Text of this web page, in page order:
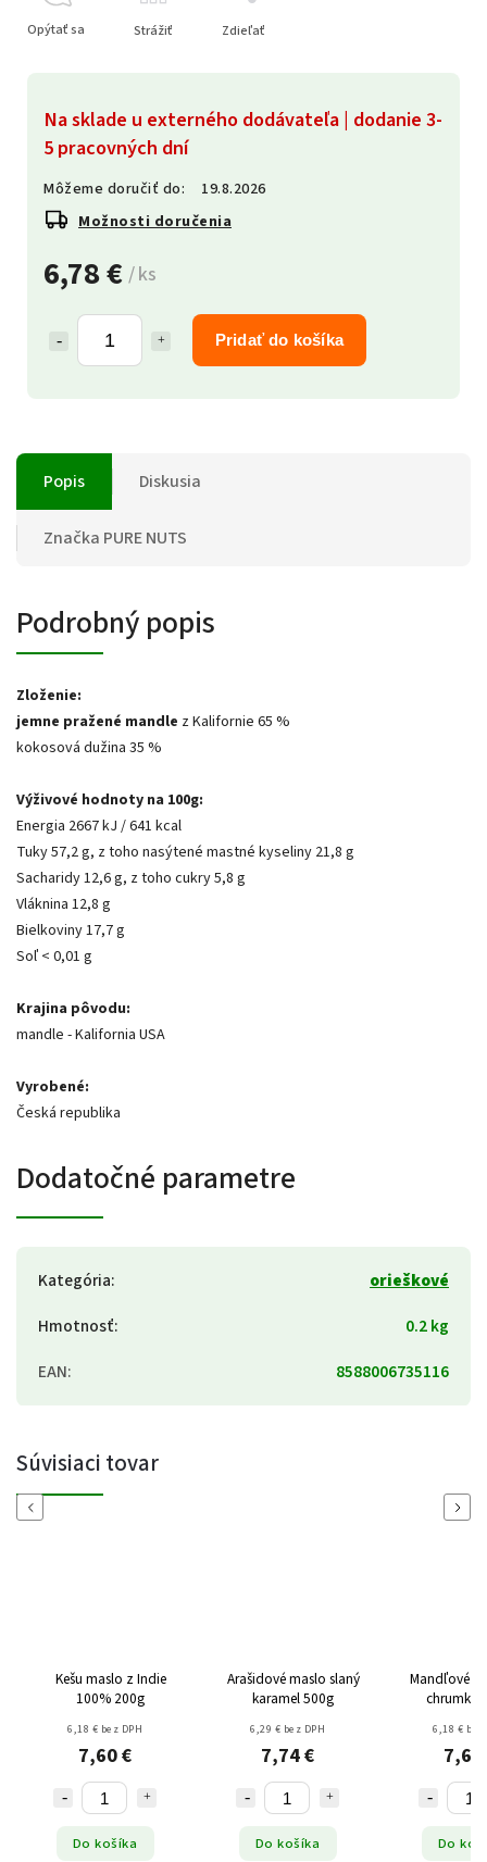
6,78 € / ks
Pridať do košíka
Na sklade u externého dodávateľa | dodanie 3-
5 pracovných dní
Môžeme doručiť do:
19.8.2026
Možnosti doručenia
Opýtať sa Strážiť Zdieľať
Popis Diskusia
Značka PURE NUTS
Podrobný popis
Zloženie:
jemne pražené mandle z Kalifornie 65 %
kokosová dužina 35 %
Výživové hodnoty na 100g:
Energia 2667 kJ / 641 kcal
Tuky 57,2 g, z toho nasýtené mastné kyseliny 21,8 g
Sacharidy 12,6 g, z toho cukry 5,8 g
Vláknina 12,8 g
Bielkoviny 17,7 g
Soľ < 0,01 g
Krajina pôvodu:
mandle - Kalifornia USA
Vyrobené:
Česká republika
Dodatočné parametre
Kategória:
orieškové
Hmotnosť:
0.2 kg
EAN: 8588006735116
Súvisiaci tovar
Previous
Kešu maslo z Indie
100% 200g
6,18 € bez DPH
7,60 €
Do košíka
Arašidové maslo slaný
karamel 500g
6,29 € bez DPH
7,74 €
Do košíka
Mandľové
6,18 € bez
7,60
Do
Next